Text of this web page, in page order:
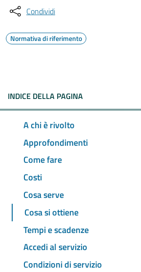
Condividi
Normativa di riferimento
INDICE DELLA PAGINA
A chi è rivolto
Approfondimenti
Come fare
Costi
Cosa serve
Cosa si ottiene
Tempi e scadenze
Accedi al servizio
Condizioni di servizio